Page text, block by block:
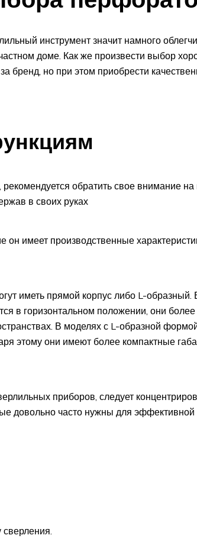
инструмент значит намного
доме. Как же произвести выбор
бренд, но при этом приобрести
обратить свое внимание на
в своих руках
он имеет производственные
иметь прямой корпус либо L-
в горизонтальном положении, они
В моделях с L-образной
этому они имеют более компактные
приборов, следует
довольно часто нужны для эффективной